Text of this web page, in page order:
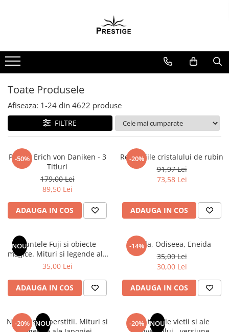
Noutati
Promotii
Spiritualitate - Ezoterism
AngelConnection
Arte Divinatorii
Chiromantie
Dezvoltare Spirituala
KidConnection
Minte Corp
New Illuminati Files
Numerologie
Paranormal
Parapsihologie
Ramtha
Audiobook
ReConnect
Religie
Toate Produsele
Afiseaza: 1-24 din 4622 produse
FILTRE
-50%
Pachet Erich von Daniken - 3
Titluri
179,00 Lei
89,50 Lei
ADAUGA IN COS
-20%
Revelatiile cristalului de rubin
91,97 Lei
73,58 Lei
ADAUGA IN COS
NOUMuntele Fuji si obiecte
magice. Mituri si legende ale
Japoniei
35,00 Lei
ADAUGA IN COS
-14%
Iliada, Odiseea, Eneida
35,00 Lei
30,00 Lei
ADAUGA IN COS
-20% NOU
Natura si superstitii. Mituri si
-20% NOU
Din tainele vietii si ale